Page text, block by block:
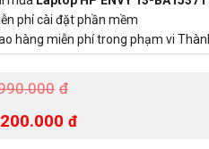
phí cài đặt phần mềm
hàng miễn phí trong phạm vi
đ
đ